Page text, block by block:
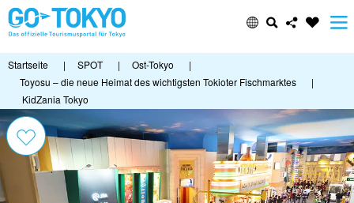
Startseite | SPOT | Ost-Tokyo
|
Toyosu – die neue Heimat des wichtigsten Tokioter Fischmarktes
|
KidZania Tokyo